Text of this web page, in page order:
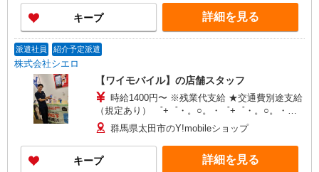
い・週払い可能（規程有）★ ゜・。○。・゜
+゜・。○。・゜+゜
キープ 詳細を見る
派遣社員 紹介予定派遣
株式会社シエロ
【ワイモバイル】の店舗スタッフ
時給1400円〜 ※残業代支給 ★交通費別途支給
（規定あり） ゜+゜・。○。・゜+゜・。○。・゜
+゜ 入社祝い金10万円支給(規定有) お友達を紹介
頂くと, インセンティブ支給(規定有) ★月2回払
い・週払い可能（規程有）★ ゜・。○。・゜
+゜・。○。・゜+゜
群馬県太田市のY!mobileショップ
キープ 詳細を見る